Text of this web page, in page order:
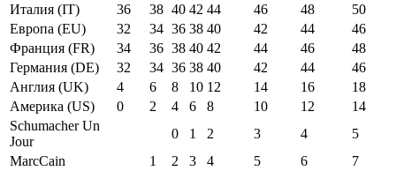
Италия (IT)
36 38 40 42 44 46 48
50
Европа (EU)
32 34 36 38 40 42 44
46
Франция (FR)
34 36 38 40 42 44 46
48
Германия (DE)
32 34 36 38 40 42 44
46
Англия (UK)
4 6 8 10 12 14 16
18
Америка (US)
0 2 4 6 8 10 12
14
Schumacher Un
Jour
0 1 2 3 4
5
MarcCain
1 2 3 4 5 6
7